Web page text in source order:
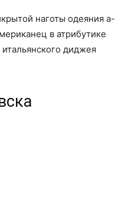
наготы одеяния а-
в атрибутике
диджея